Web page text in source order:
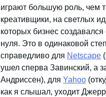
играют большую роль, чем
креативщики, на светлых
которых бизнес создавался
нуля. Это в одинаковой
справедливо для Netscape
ушел сперва Завинский, а
Андриссен), для Yahoo
как я слышал, уходит